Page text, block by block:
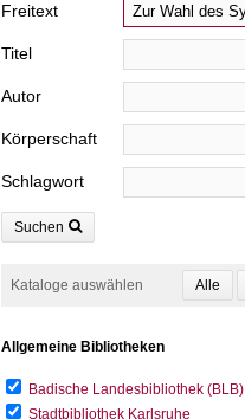
Freitext
Titel
Autor
Körperschaft
Schlagwort
Suchen
Kataloge auswählen
Allgemeine Bibliotheken
Badische Landesbibliothek (BLB)
Stadtbibliothek Karlsruhe